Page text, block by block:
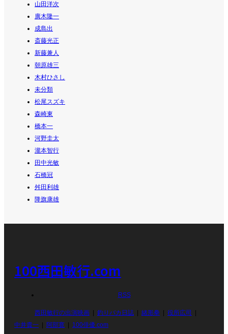
山田洋次
廣木隆一
成島出
斎藤光正
新藤兼人
朝原雄三
木村ひさし
未分類
松尾スズキ
森崎東
橋本一
河野圭太
瀧本智行
田中光敏
石橋冠
舛田利雄
降旗康雄
100西田敏行.com
RSS
西田敏行の出演映画 釣りバカ日誌 緒形拳
役所広司
中井貴一
阿部寛 100俳優.com